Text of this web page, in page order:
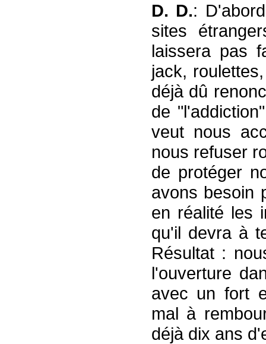
D. D.:
sites
laissera pas
jack,
déjà dû
de
veut nous
nous refuser
de protéger
avons besoin
en réalité les
qu'il devra à
Résultat :
l'ouverture
avec un fort
mal à
déjà dix ans